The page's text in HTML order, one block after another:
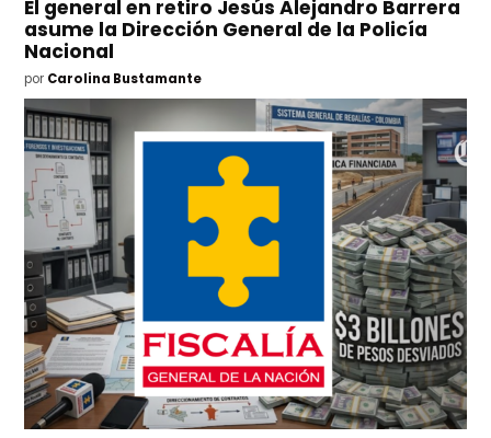
El general en retiro Jesús Alejandro Barrera
asume la Dirección General de la Policía
Nacional
por Carolina Bustamante